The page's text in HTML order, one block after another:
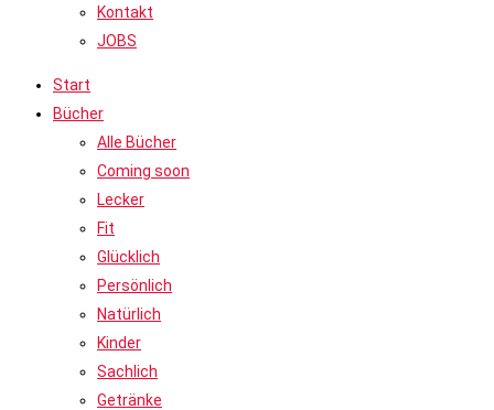
Kontakt
JOBS
Start
Bücher
Alle Bücher
Coming soon
Lecker
Fit
Glücklich
Persönlich
Natürlich
Kinder
Sachlich
Getränke